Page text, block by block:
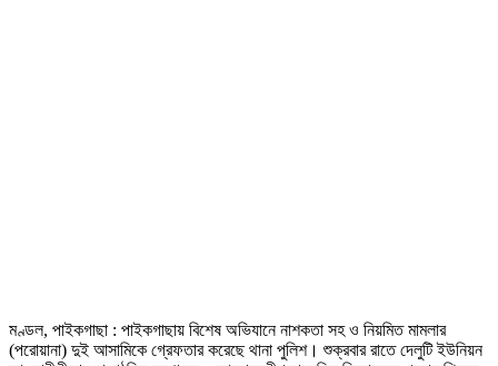
মণ্ডল, পাইকগাছা : পাইকগাছায় বিশেষ অভিযানে নাশকতা সহ ও নিয়মিত মামলার
(পরোয়ানা) দুই আসামিকে গ্রেফতার করেছে থানা পুলিশ। শুক্রবার রাতে দেলুটি ইউনিয়ন